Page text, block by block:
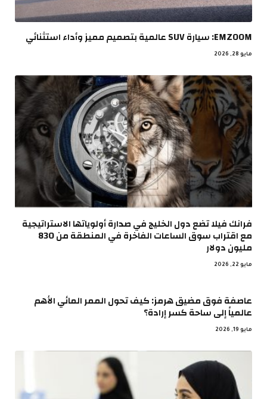
EMZOOM: سيارة SUV عالمية بتصميم مميز وأداء استثنائي
مايو 28, 2026
فرانك فيلا تضع دول الخليج في صدارة أولوياتها الاستراتيجية
مع اقتراب سوق الساعات الفاخرة في المنطقة من 830
مليون دولار
مايو 22, 2026
عاصفة فوق مضيق هرمز: كيف تحول الممر المائي الأهم
عالمياً إلى ساحة كسر إرادة؟
مايو 19, 2026